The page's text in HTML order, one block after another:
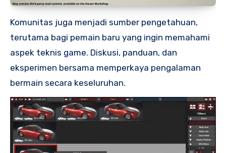
Komunitas juga menjadi sumber pengetahuan,
terutama bagi pemain baru yang ingin memahami
aspek teknis game. Diskusi, panduan, dan
eksperimen bersama memperkaya pengalaman
bermain secara keseluruhan.